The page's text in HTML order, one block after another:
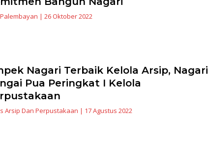
|26 Oktober 2022
Nagari Terbaik Kelola Arsip, Nagari
Pua Peringkat I Kelola
Arsip Dan Perpustakaan | 17 Agustus 2022